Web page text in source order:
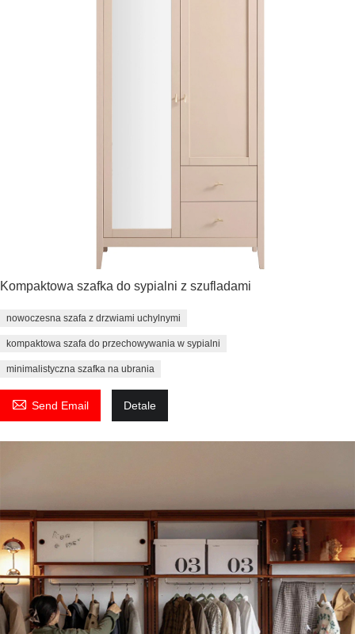
Kompaktowa szafka do sypialni z szufladami
nowoczesna szafa z drzwiami uchylnymi
kompaktowa szafa do przechowywania w sypialni
minimalistyczna szafka na ubrania
 Send Email Detale